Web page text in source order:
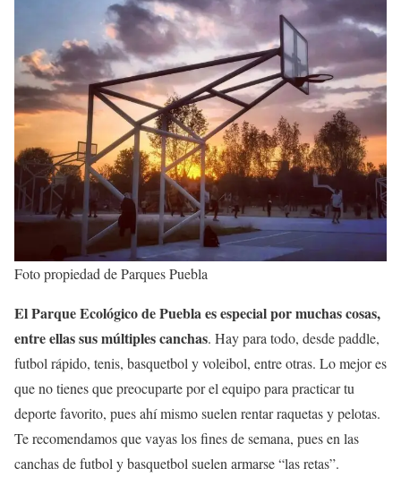
Foto propiedad de Parques Puebla
El Parque Ecológico de Puebla es especial por muchas cosas,
entre ellas sus múltiples canchas. Hay para todo, desde paddle,
futbol rápido, tenis, basquetbol y voleibol, entre otras. Lo mejor es
que no tienes que preocuparte por el equipo para practicar tu
deporte favorito, pues ahí mismo suelen rentar raquetas y pelotas.
Te recomendamos que vayas los fines de semana, pues en las
canchas de futbol y basquetbol suelen armarse “las retas”.